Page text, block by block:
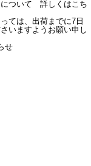
について 詳しくはこち
ては、出荷までに7日
いますようお願い申し
せ